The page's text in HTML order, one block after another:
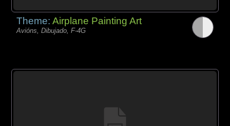
Theme:Airplane Painting Art
Avións, Dibujado, F-4G